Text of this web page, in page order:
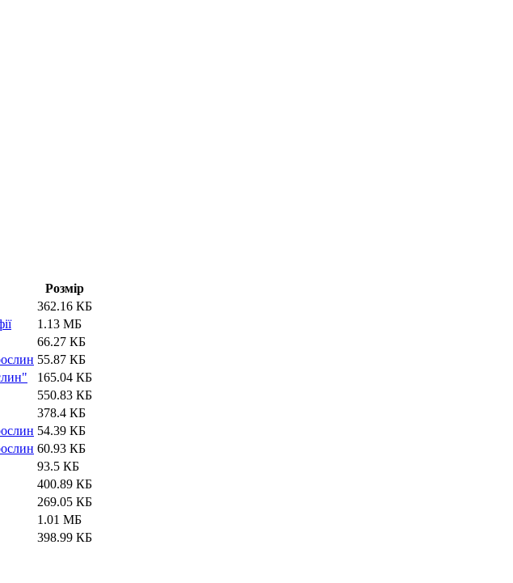
Розмір
362.16 КБ
1.13 МБ
66.27 КБ
55.87 КБ
165.04 КБ
550.83 КБ
378.4 КБ
54.39 КБ
60.93 КБ
93.5 КБ
400.89 КБ
269.05 КБ
1.01 МБ
398.99 КБ